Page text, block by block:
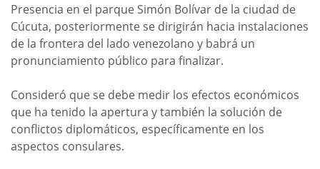
Presencia en el parque Simón Bolívar de la ciudad de
Cúcuta, posteriormente se dirigirán hacia instalaciones
de la frontera del lado venezolano y babrá un
pronunciamiento público para finalizar.
Consideró que se debe medir los efectos económicos
que ha tenido la apertura y también la solución de
conflictos diplomáticos, específicamente en los
aspectos consulares.